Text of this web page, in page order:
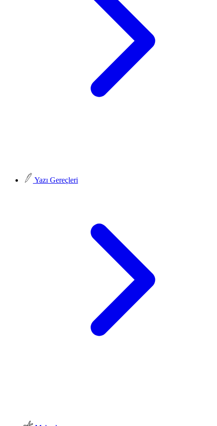
Yazı Gereçleri